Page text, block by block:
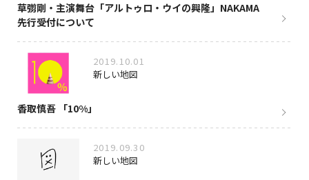
草彅剛・主演舞台「アルトゥロ・ウイの興隆」NAKAMA
先行受付について
2019.10.01
新しい地図
香取慎吾 「10%」
2019.09.30
新しい地図